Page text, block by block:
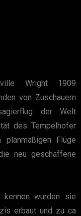
Wright 1909
von Zuschauern
der Welt
des Tempelhofer
planmäßigen Flüge
neu geschaffene
wurden sie
erbaut und zu ca